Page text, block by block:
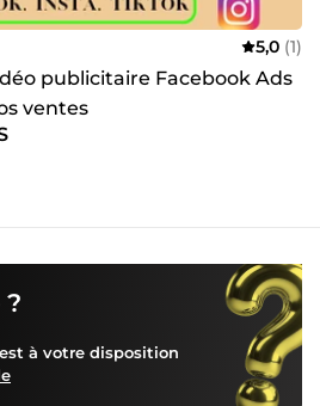
5,0 (1)
publicitaire Facebook Ads
ventes
?
à votre disposition